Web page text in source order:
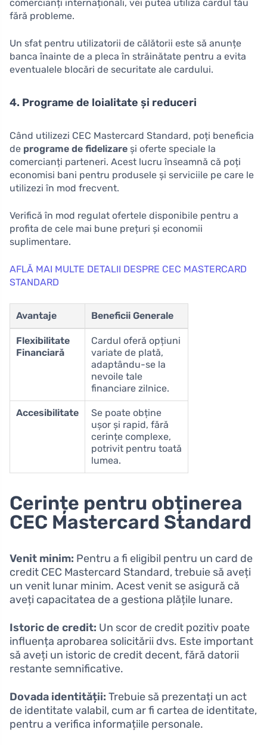
comercianți internaționali, vei putea utiliza cardul tău
fără probleme.
Un sfat pentru utilizatorii de călătorii este să anunțe
banca înainte de a pleca în străinătate pentru a evita
eventualele blocări de securitate ale cardului.
4. Programe de loialitate și reduceri
Când utilizezi CEC Mastercard Standard, poți beneficia
de programe de fidelizare și oferte speciale la
comercianți parteneri. Acest lucru înseamnă că poți
economisi bani pentru produsele și serviciile pe care le
utilizezi în mod frecvent.
Verifică în mod regulat ofertele disponibile pentru a
profita de cele mai bune prețuri și economii
suplimentare.
AFLĂ MAI MULTE DETALII DESPRE CEC MASTERCARD
STANDARD
Avantaje Beneficii Generale
Flexibilitate
Financiară
Cardul oferă opțiuni
variate de plată,
adaptându-se la
nevoile tale
financiare zilnice.
Accesibilitate
Se poate obține
ușor și rapid, fără
cerințe complexe,
potrivit pentru toată
lumea.
Cerințe pentru obținerea
CEC Mastercard Standard
Venit minim: Pentru a fi eligibil pentru un card de
credit CEC Mastercard Standard, trebuie să aveți
un venit lunar minim. Acest venit se asigură că
aveți capacitatea de a gestiona plățile lunare.
Istoric de credit: Un scor de credit pozitiv poate
influența aprobarea solicitării dvs. Este important
să aveți un istoric de credit decent, fără datorii
restante semnificative.
Dovada identității: Trebuie să prezentați un act
de identitate valabil, cum ar fi cartea de identitate,
pentru a verifica informațiile personale.